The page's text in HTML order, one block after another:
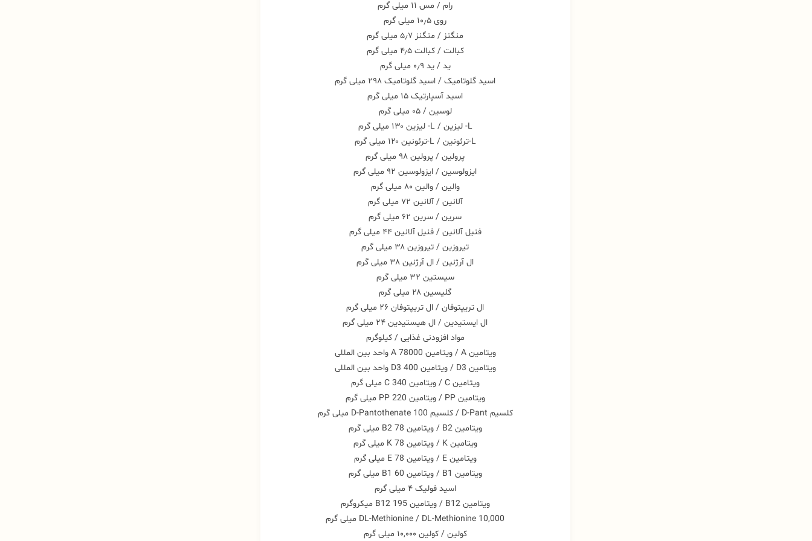
رام / مس ۱۱ میلی گرم
روی ۱۰٫۵ میلی گرم
منگنز / منگنز ۵٫۷ میلی گرم
کبالت / کبالت ۴٫۵ میلی گرم
ید / ید ۰٫۹ میلی گرم
اسید گلوتامیک / اسید گلوتامیک ۲۹۸ میلی گرم
اسید آسپارتیک ۱۵ میلی گرم
لوسین / ۰۵ میلی گرم
L- لیزین / L- لیزین ۱۳۰ میلی گرم
L-ترئونین / L-ترئونین ۱۲۰ میلی گرم
پرولین / پرولین ۹۸ میلی گرم
ایزولوسین / ایزولوسین ۹۲ میلی گرم
والین / والین ۸۰ میلی گرم
آلانین / آلانین ۷۲ میلی گرم
سرین / سرین ۶۲ میلی گرم
فنیل آلانین / فنیل آلانین ۴۴ میلی گرم
تیروزین / تیروزین ۳۸ میلی گرم
ال آرژنین / ال آرژنین ۳۸ میلی گرم
سیستین ۳۲ میلی گرم
گلیسین ۲۸ میلی گرم
ال تریپتوفان / ال تریپتوفان ۲۶ میلی گرم
ال ایستیدین / ال هیستیدین ۲۴ میلی گرم
مواد افزودنی غذایی / کیلوگرم
ویتامین A / ویتامین A 78000 واحد بین المللی
ویتامین D3 / ویتامین D3 400 واحد بین المللی
ویتامین C / ویتامین C 340 میلی گرم
ویتامین PP / ویتامین PP 220 میلی گرم
کلسیم D-Pant / کلسیم D-Pantothenate 100 میلی گرم
ویتامین B2 / ویتامین B2 78 میلی گرم
ویتامین K / ویتامین K 78 میلی گرم
ویتامین E / ویتامین E 78 میلی گرم
ویتامین B1 / ویتامین B1 60 میلی گرم
اسید فولیک ۴ میلی گرم
ویتامین B12 / ویتامین B12 195 میکروگرم
DL-Methionine / DL-Methionine 10,000 میلی گرم
کولین / کولین ۱۰,۰۰۰ میلی گرم